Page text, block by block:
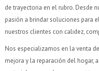
de trayectoria en el rubro. Desde
pasión a brindar soluciones para
nuestros clientes con calidez,
Nos especializamos en la venta
mejora y la reparación del hogar,